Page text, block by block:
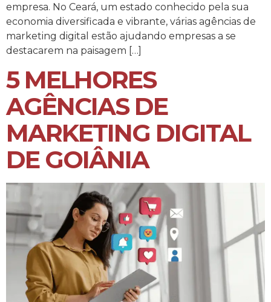
empresa. No Ceará, um estado conhecido pela sua
economia diversificada e vibrante, várias agências de
marketing digital estão ajudando empresas a se
destacarem na paisagem […]
5 MELHORES
AGÊNCIAS DE
MARKETING DIGITAL
DE GOIÂNIA